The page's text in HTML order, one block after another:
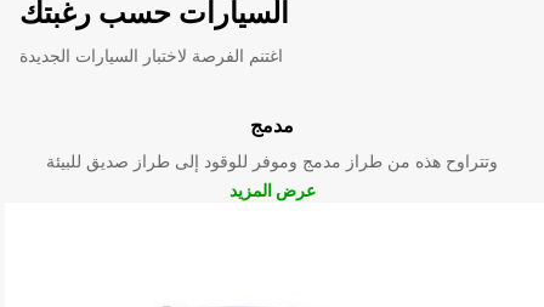
السيارات حسب رغبتك
اغتنم الفرصة لاختبار السيارات الجديدة
مدمج
وتتراوح هذه من طراز مدمج وموفر للوقود إلى طراز صديق للبيئة
عرض المزيد